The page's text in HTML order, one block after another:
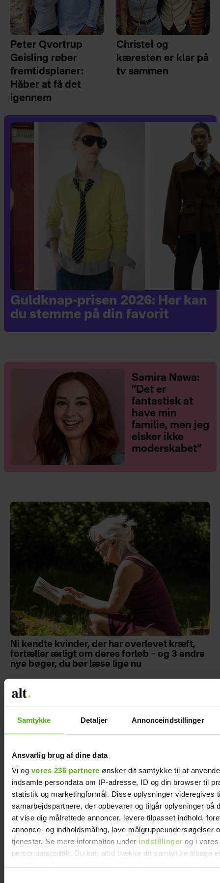
Samtykke Detaljer Annonceindstillinger
Ansvarlig brug af dine data
Vi og vores 236 partnere ønsker dit samtykke til at
indsamle persondata om IP-adresse, ID og din browser til
statistik og marketingformål. Disse oplysninger videregives
samarbejdspartnere, der opbevarer og tilgår oplysninger på
at vise dig målrettede annoncer, levere tilpasset indhold,
annonce- og indholdsmåling, lave målgruppeundersøgelser
tjenester. Se mere information under indstillinger og i vores
persondatapolitik. Du kan altid trække dit samtykke tilbage
Peter Qvortrup
Geisling røber
fremtidsplaner:
Håber at få det
igennem
Christel og
kæresten er klar på
tv sammen
Guldknap-prisen 2026: Her kan
du stemme på din favorit
Samira Nawa:
”Det er
fantastisk at
have min
familie, men jeg
elsker ikke
moderskabet”
Ni kendte kvinder, der har overlevet kræft,
fortæller ærligt om deres forløb – og 3 andre
nye bøger, du bør læse lige nu
Efter brud: Sofie Martinusen og Daniel Lazrak
har datet i skjul